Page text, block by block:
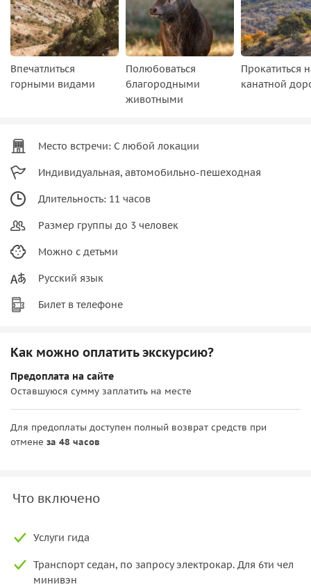
Впечатлиться
горными видами
Полюбоваться
благородными
животными
Прокатиться
канатной
Место встречи: С любой локации
Индивидуальная, автомобильно-пешеходная
Длительность: 11 часов
Размер группы до 3 человек
Можно с детьми
Русский язык
Билет в телефоне
Как можно оплатить экскурсию?
Предоплата на сайте
Оставшуюся сумму заплатить на месте
Для предоплаты доступен полный возврат средств при
отмене за 48 часов
Что включено
Услуги гида
Транспорт седан, по запросу электрокар. Для 6ти чел
минивэн